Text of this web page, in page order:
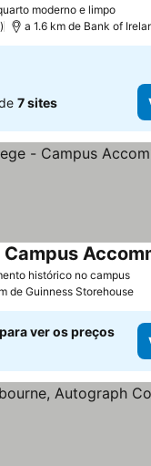
moderno e limpo
a 1.6 km de Bank of
7 sites
histórico no campus
de Guinness Storehouse
ver os preços